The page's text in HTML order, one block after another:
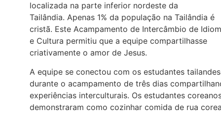
localizada na parte inferior nordeste da
Tailândia. Apenas 1% da população na Tailândia é
cristã. Este Acampamento de Intercâmbio de
e Cultura permitiu que a equipe compartilhasse
criativamente o amor de Jesus.
A equipe se conectou com os estudantes
durante o acampamento de três dias
experiências interculturais. Os estudantes
demonstraram como cozinhar comida de rua